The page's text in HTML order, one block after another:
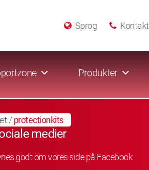
Kontakt
Sprog
Produkter
/protectionkits
medier
godt om vores side på Facebook